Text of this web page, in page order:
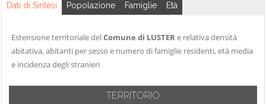
Dati di Sintesi Popolazione Famiglie Età
Estensione territoriale delComune di LUSTERe relativa densità
abitativa, abitanti per sesso e numero di famiglie residenti, età media
e incidenza degli stranieri
TERRITORIO